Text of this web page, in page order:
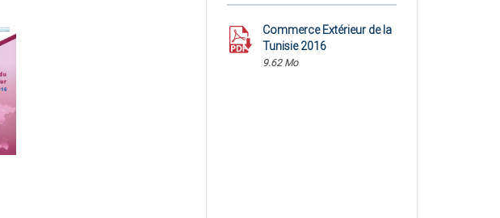
Commerce Extérieur de la
Tunisie 2016
9.62 Mo